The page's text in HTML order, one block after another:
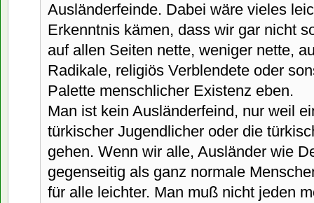
Ausländerfeinde. Dabei wäre vieles
Erkenntnis kämen, dass wir gar nicht
auf allen Seiten nette, weniger nette,
Radikale, religiös Verblendete oder
Palette menschlicher Existenz eben.
Man ist kein Ausländerfeind, nur weil
türkischer Jugendlicher oder die
gehen. Wenn wir alle, Ausländer wie
gegenseitig als ganz normale
für alle leichter. Man muß nicht jeden